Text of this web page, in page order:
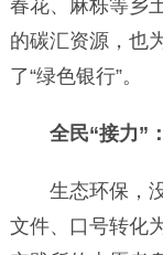
春花、麻栎等乡
的碳汇资源，也
了“绿色银行”。
全民“接力”：
生态环保，没
文件、口号转化